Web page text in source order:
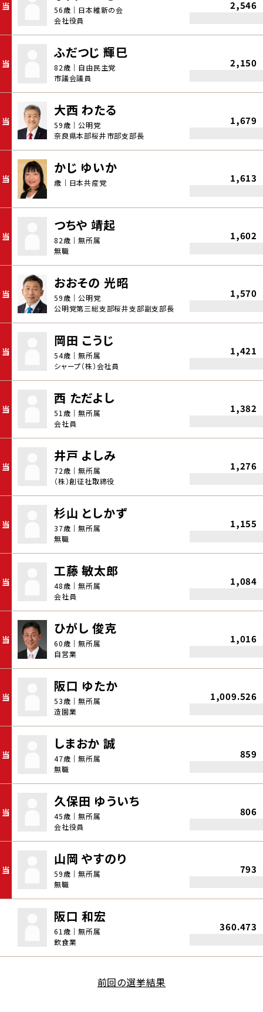
当
56歳｜日本維新の会
会社役員
2,546
当
ふだつじ 輝巳
82歳｜自由民主党
市議会議員
2,150
当
大西 わたる
59歳｜公明党
奈良県本部桜井市部支部長
1,679
当
かじ ゆいか
歳｜日本共産党 1,613
当
つちや 靖起
82歳｜無所属
無職
1,602
当
おおその 光昭
59歳｜公明党
公明党第三総支部桜井支部副支部長
1,570
当
岡田 こうじ
54歳｜無所属
シャープ（株）会社員
1,421
当
西 ただよし
51歳｜無所属
会社員
1,382
当
井戸 よしみ
72歳｜無所属
（株）創征社取締役
1,276
当
杉山 としかず
37歳｜無所属
無職
1,155
当
工藤 敏太郎
48歳｜無所属
会社員
1,084
当
ひがし 俊克
60歳｜無所属
自営業
1,016
当
阪口 ゆたか
53歳｜無所属
造園業
1,009.526
当
しまおか 誠
47歳｜無所属
無職
859
当
久保田 ゆういち
45歳｜無所属
会社役員
806
当
山岡 やすのり
59歳｜無所属
無職
793
阪口 和宏
61歳｜無所属
飲食業
360.473
前回の選挙結果